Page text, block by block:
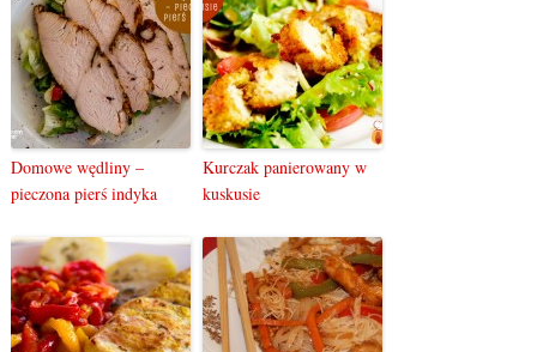
Domowe wędliny –
pieczona pierś indyka
Kurczak panierowany w
kuskusie